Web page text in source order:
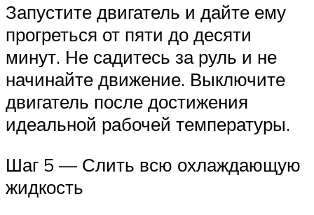
Запустите двигатель и дайте ему
прогреться от пяти до десяти
минут. Не садитесь за руль и не
начинайте движение. Выключите
двигатель после достижения
идеальной рабочей температуры.
Шаг 5 — Слить всю охлаждающую
жидкость